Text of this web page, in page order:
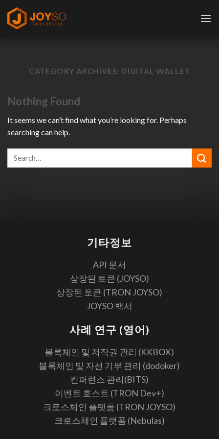
Skip
content
CATEGORY ARCHIVES: DIGITAL WALLET
Nothing Found
It seems we can’t find what you’re looking for. Perhaps
searching can help.
기타정보
API 문서
상장된 토큰 (JOYSO)
상장된 토큰 (TRON JOYSO)
JOYSO 백서
사례 연구 (영어)
블록체인 및 저작권 관리 (KKBOX)
블록체인 및 자선 기부 관리 (dodoker)
컨퍼런스 관리(BITS)
이벤트 호스트 (TRON Dev+)
크로스체인 플랫폼 (TRON JOYSO)
크로스체인 플랫폼 (Nebulas)